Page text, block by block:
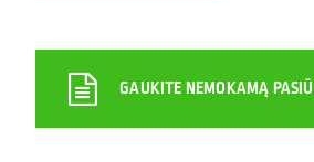
GAUKITE NEMOKAMĄ